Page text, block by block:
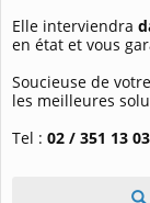
Elle interviendra
en état et vous
Soucieuse de
les meilleures
Tel : 02 / 351 13 03